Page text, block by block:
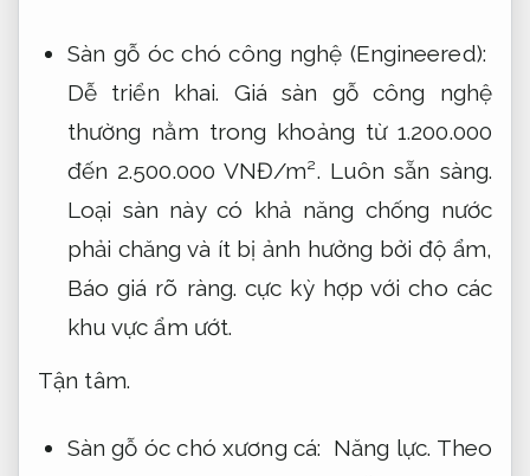
Sàn gỗ óc chó công nghệ (Engineered):
Dễ triển khai. Giá sàn gỗ công nghệ
thường nằm trong khoảng từ 1.200.000
đến 2.500.000 VNĐ/m². Luôn sẵn sàng.
Loại sàn này có khả năng chống nước
phải chăng và ít bị ảnh hưởng bởi độ ẩm,
Báo giá rõ ràng. cực kỳ hợp với cho các
khu vực ẩm ướt.
Tận tâm.
Sàn gỗ óc chó xương cá: Năng lực. Theo